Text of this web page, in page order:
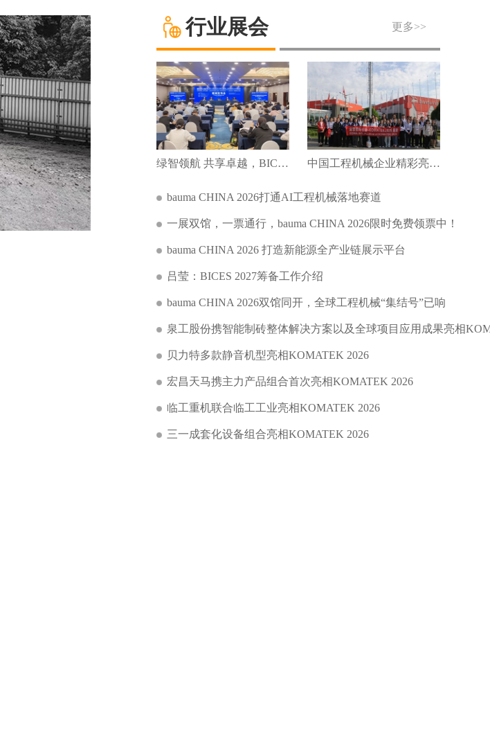
行业展会 更多>>
绿智领航 共享卓越，BICES 2027新闻发布会在京召开 中国工程机械企业精彩亮相第十八届土耳其工程机械展（KOMATEK2026）
bauma CHINA 2026打通AI工程机械落地赛道
一展双馆，一票通行，bauma CHINA 2026限时免费领票中！
bauma CHINA 2026 打造新能源全产业链展示平台
吕莹：BICES 2027筹备工作介绍
bauma CHINA 2026双馆同开，全球工程机械“集结号”已响
泉工股份携智能制砖整体解决方案以及全球项目应用成果亮相
贝力特多款静音机型亮相KOMATEK 2026
宏昌天马携主力产品组合首次亮相KOMATEK 2026
临工重机联合临工工业亮相KOMATEK 2026
三一成套化设备组合亮相KOMATEK 2026